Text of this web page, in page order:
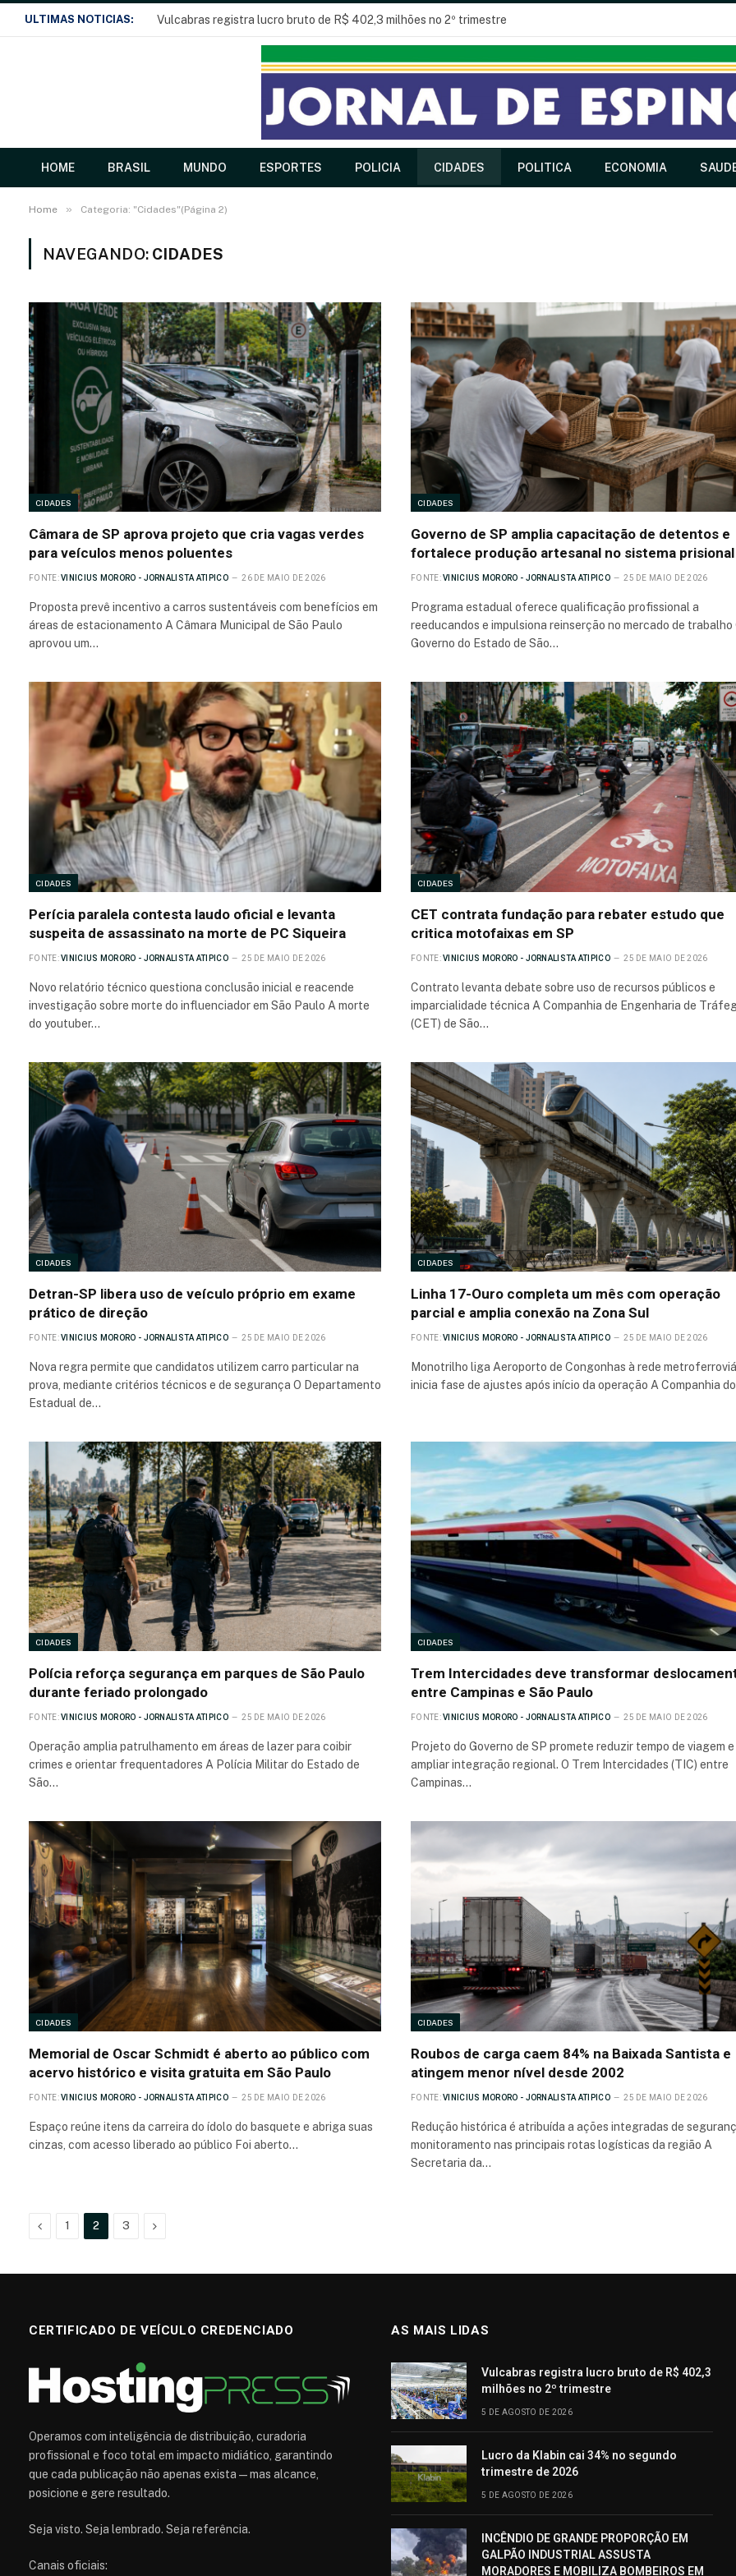
ULTIMAS NOTICIAS: Vulcabras registra lucro bruto de R$ 402,3 milhões no 2º trimestre
HOME BRASIL MUNDO ESPORTES POLICIA CIDADES POLITICA ECONOMIA
Home » Categoria: "Cidades"(Página 2)
NAVEGANDO: CIDADES
CIDADES
Câmara de SP aprova projeto que cria vagas verdes
para veículos menos poluentes
FONTE: VINICIUS MORORO - JORNALISTA ATIPICO 26 DE MAIO DE 2026
Proposta prevê incentivo a carros sustentáveis com benefícios em
áreas de estacionamento A Câmara Municipal de São Paulo
aprovou um…
CIDADES
Governo de SP amplia capacitação de detentos e
fortalece produção artesanal no sistema prisional
FONTE: VINICIUS MORORO - JORNALISTA ATIPICO 25 DE MAIO DE 2026
Programa estadual oferece qualificação profissional a
reeducandos e impulsiona reinserção no mercado de trabalho
Governo do Estado de São…
CIDADES
Perícia paralela contesta laudo oficial e levanta
suspeita de assassinato na morte de PC Siqueira
FONTE: VINICIUS MORORO - JORNALISTA ATIPICO 25 DE MAIO DE 2026
Novo relatório técnico questiona conclusão inicial e reacende
investigação sobre morte do influenciador em São Paulo A morte
do youtuber…
CIDADES
CET contrata fundação para rebater estudo que
critica motofaixas em SP
FONTE: VINICIUS MORORO - JORNALISTA ATIPICO 25 DE MAIO DE 2026
Contrato levanta debate sobre uso de recursos públicos e
imparcialidade técnica A Companhia de Engenharia de
(CET) de São…
CIDADES
Detran-SP libera uso de veículo próprio em exame
prático de direção
FONTE: VINICIUS MORORO - JORNALISTA ATIPICO 25 DE MAIO DE 2026
Nova regra permite que candidatos utilizem carro particular na
prova, mediante critérios técnicos e de segurança O Departamento
Estadual de…
CIDADES
Linha 17-Ouro completa um mês com operação
parcial e amplia conexão na Zona Sul
FONTE: VINICIUS MORORO - JORNALISTA ATIPICO 25 DE MAIO DE 2026
Monotrilho liga Aeroporto de Congonhas à rede
inicia fase de ajustes após início da operação A Companhia
CIDADES
Polícia reforça segurança em parques de São Paulo
durante feriado prolongado
FONTE: VINICIUS MORORO - JORNALISTA ATIPICO 25 DE MAIO DE 2026
Operação amplia patrulhamento em áreas de lazer para coibir
crimes e orientar frequentadores A Polícia Militar do Estado de
São…
CIDADES
Trem Intercidades deve transformar
entre Campinas e São Paulo
FONTE: VINICIUS MORORO - JORNALISTA ATIPICO 25 DE MAIO DE 2026
Projeto do Governo de SP promete reduzir tempo de viagem e
ampliar integração regional. O Trem Intercidades (TIC) entre
Campinas…
CIDADES
Memorial de Oscar Schmidt é aberto ao público com
acervo histórico e visita gratuita em São Paulo
FONTE: VINICIUS MORORO - JORNALISTA ATIPICO 25 DE MAIO DE 2026
Espaço reúne itens da carreira do ídolo do basquete e abriga suas
cinzas, com acesso liberado ao público Foi aberto…
CIDADES
Roubos de carga caem 84% na Baixada Santista e
atingem menor nível desde 2002
FONTE: VINICIUS MORORO - JORNALISTA ATIPICO 25 DE MAIO DE 2026
Redução histórica é atribuída a ações integradas de
monitoramento nas principais rotas logísticas da região A
Secretaria da…
Anterior
1 2 3 Próximo
CERTIFICADO DE VEÍCULO CREDENCIADO
Operamos com inteligência de distribuição, curadoria
profissional e foco total em impacto midiático, garantindo
que cada publicação não apenas exista — mas alcance,
posicione e gere resultado.
Seja visto. Seja lembrado. Seja referência.
Canais oficiais:
AS MAIS LIDAS
Vulcabras registra lucro bruto de R$ 402,3
milhões no 2º trimestre
5 DE AGOSTO DE 2026
Lucro da Klabin cai 34% no segundo
trimestre de 2026
5 DE AGOSTO DE 2026
INCÊNDIO DE GRANDE PROPORÇÃO EM
GALPÃO INDUSTRIAL ASSUSTA
MORADORES E MOBILIZA BOMBEIROS EM